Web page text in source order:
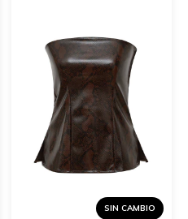
SIN CAMBIO